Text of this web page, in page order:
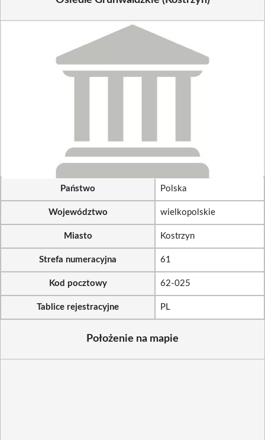
Państwo Polska
Województwo wielkopolskie
Miasto Kostrzyn
Strefa numeracyjna 61
Kod pocztowy 62-025
Tablice rejestracyjne PL
Położenie na mapie